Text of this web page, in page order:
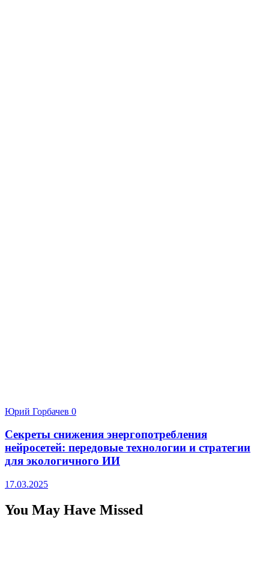
Юрий Горбачев 0
Секреты снижения энергопотребления
нейросетей: передовые технологии и стратегии
для экологичного ИИ
17.03.2025
You May Have Missed